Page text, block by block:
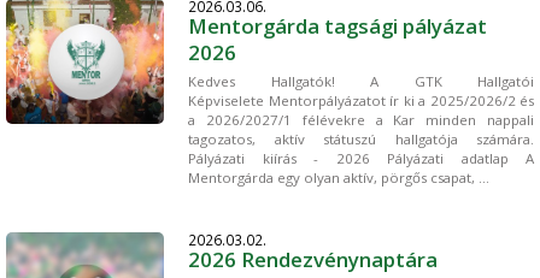
2026.03.06.
Mentorgárda tagsági pályázat
2026
Kedves Hallgatók! A GTK Hallgatói
Képviselete Mentorpályázatot ír ki a 2025/2026/2 és
a 2026/2027/1 félévekre a Kar minden nappali
tagozatos, aktív státuszú hallgatója számára.
Pályázati kiírás - 2026 Pályázati adatlap A
Mentorgárda egy olyan aktív, pörgős csapat, ...
2026.03.02.
2026 Rendezvénynaptára